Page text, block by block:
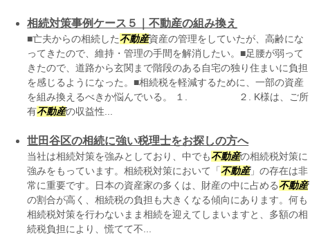
相続対策事例ケース５｜不動産の組み換え
■亡夫からの相続した不動産資産の管理をしていたが、高齢にな
ってきたので、維持・管理の手間を解消したい。■足腰が弱って
きたので、道路から玄関まで階段のある自宅の独り住まいに負担
を感じるようになった。■相続税を軽減するために、一部の資産
を組み換えるべきか悩んでいる。 １. ２. K様は、ご所
有不動産の収益性...
世田谷区の相続に強い税理士をお探しの方へ
当社は相続対策を強みとしており、中でも不動産の相続税対策に
強みをもっています。相続税対策において「不動産」の存在は非
常に重要です。日本の資産家の多くは、財産の中に占める不動産
の割合が高く、相続税の負担も大きくなる傾向にあります。何も
相続税対策を行わないまま相続を迎えてしまいますと、多額の相
続税負担により、慌てて不...